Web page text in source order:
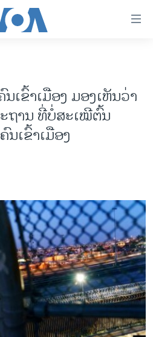
ະຫະລັດ 2024
ຂົ້າເມືອງ ມອງເຫັນວ່າ
ຖານ ທີ່ບໍ່ສະເໝີຕົ້ນ
ເຂົ້າເມືອງ